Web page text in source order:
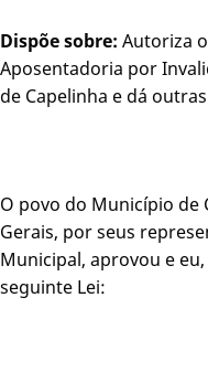
Dispõe sobre: Autoriza
Aposentadoria por
de Capelinha e dá
O povo do Município de
Gerais, por seus
Municipal, aprovou e
seguinte Lei: